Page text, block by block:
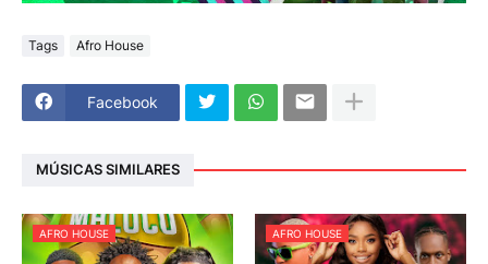
Tags Afro House
Facebook
MÚSICAS SIMILARES
AFRO HOUSE AFRO HOUSE